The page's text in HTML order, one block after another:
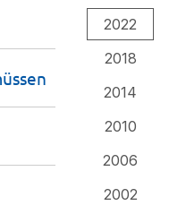
2022
2018
2014
2010
2006
2002